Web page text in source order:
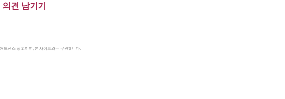
의견 남기기
드센스 광고이며, 본 사이트와는 무관합니다.